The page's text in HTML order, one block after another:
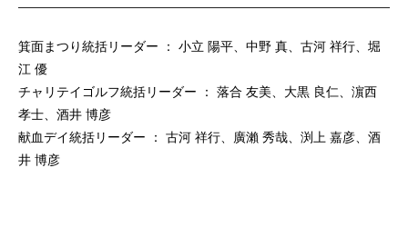
箕面まつり統括リーダー ： 小立 陽平、中野 真、古河 祥行、堀
江 優
チャリテイゴルフ統括リーダー ： 落合 友美、大黒 良仁、濵西
孝士、酒井 博彦
献血デイ統括リーダー ： 古河 祥行、廣瀨 秀哉、渕上 嘉彦、酒
井 博彦